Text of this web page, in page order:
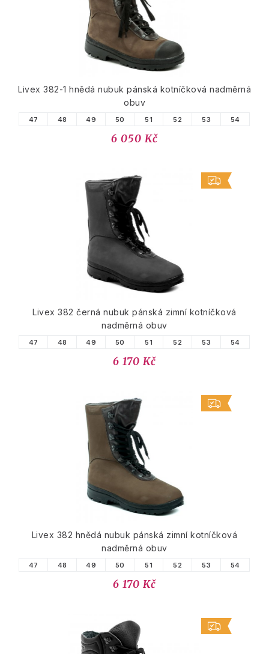
Livex 382-1 hnědá nubuk pánská kotníčková nadměrná
obuv
47 48 49 50 51 52 53 54
6 050 Kč
Livex 382 černá nubuk pánská zimní kotníčková
nadměrná obuv
47 48 49 50 51 52 53 54
6 170 Kč
Livex 382 hnědá nubuk pánská zimní kotníčková
nadměrná obuv
47 48 49 50 51 52 53 54
6 170 Kč